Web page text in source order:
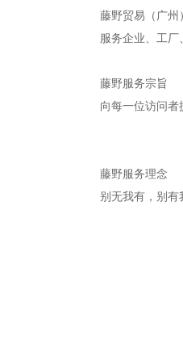
藤野贸易（广州
服务企业、工
藤野服务宗旨
向每一位访问
藤野服务理念
别无我有，别